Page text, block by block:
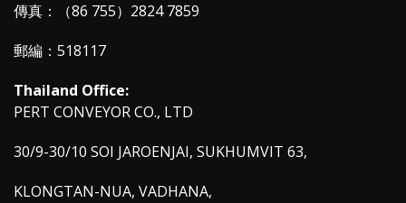
傳真：（86 755）2824 7859
郵編：518117
Thailand Office:
PERT CONVEYOR CO., LTD
30/9-30/10 SOI JAROENJAI, SUKHUMVIT 63,
KLONGTAN-NUA, VADHANA,